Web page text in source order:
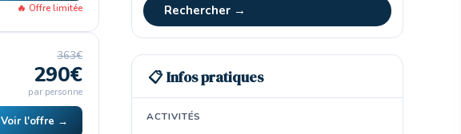
🔥 Offre limitée
363€
290€
par personne
Voir l'offre →
Rechercher →
📋 Infos pratiques
ACTIVITÉS